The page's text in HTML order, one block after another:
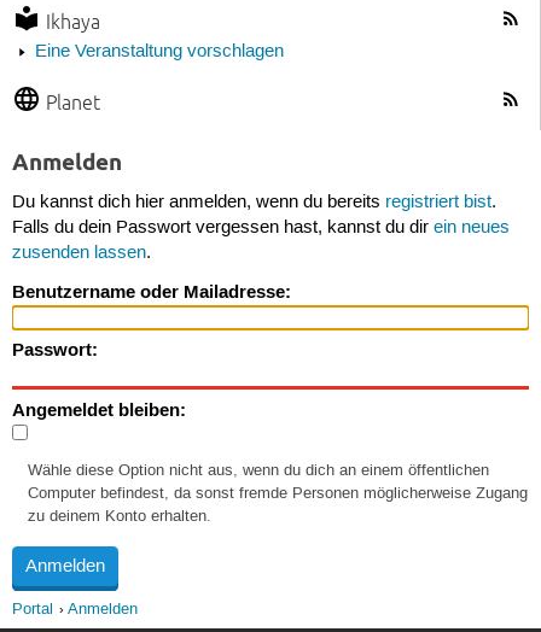
Ikhaya
Eine Veranstaltung vorschlagen
Planet
Anmelden
Du kannst dich hier anmelden, wenn du bereits registriert bist.
Falls du dein Passwort vergessen hast, kannst du dir ein neues
zusenden lassen.
Benutzername oder Mailadresse:
Passwort:
Angemeldet bleiben:
Wähle diese Option nicht aus, wenn du dich an einem öffentlichen
Computer befindest, da sonst fremde Personen möglicherweise Zugang
zu deinem Konto erhalten.
Portal Anmelden